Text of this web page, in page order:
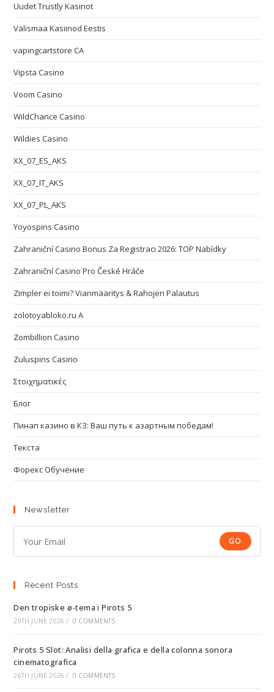
Uudet Trustly Kasinot
Välismaa Kasiinod Eestis
vapingcartstore CA
Vipsta Casino
Voom Casino
WildChance Casino
Wildies Casino
XX_07_ES_AKS
XX_07_IT_AKS
XX_07_PL_AKS
Yoyospins Casino
Zahraniční Casino Bonus Za Registraci 2026: TOP Nabídky
Zahraniční Casino Pro České Hráče
Zimpler ei toimi? Vianmääritys & Rahojen Palautus
zolotoyabloko.ru A
Zombillion Casino
Zuluspins Casino
Στοιχηματικές
Блог
Пинап казино в КЗ: Ваш путь к азартным победам!
Текста
Форекс Обучение
Newsletter
GO
Recent Posts
Den tropiske ø-tema i Pirots 5
29TH JUNE 2026 / 0 COMMENTS
Pirots 5 Slot: Analisi della grafica e della colonna sonora
cinematografica
26TH JUNE 2026 / 0 COMMENTS